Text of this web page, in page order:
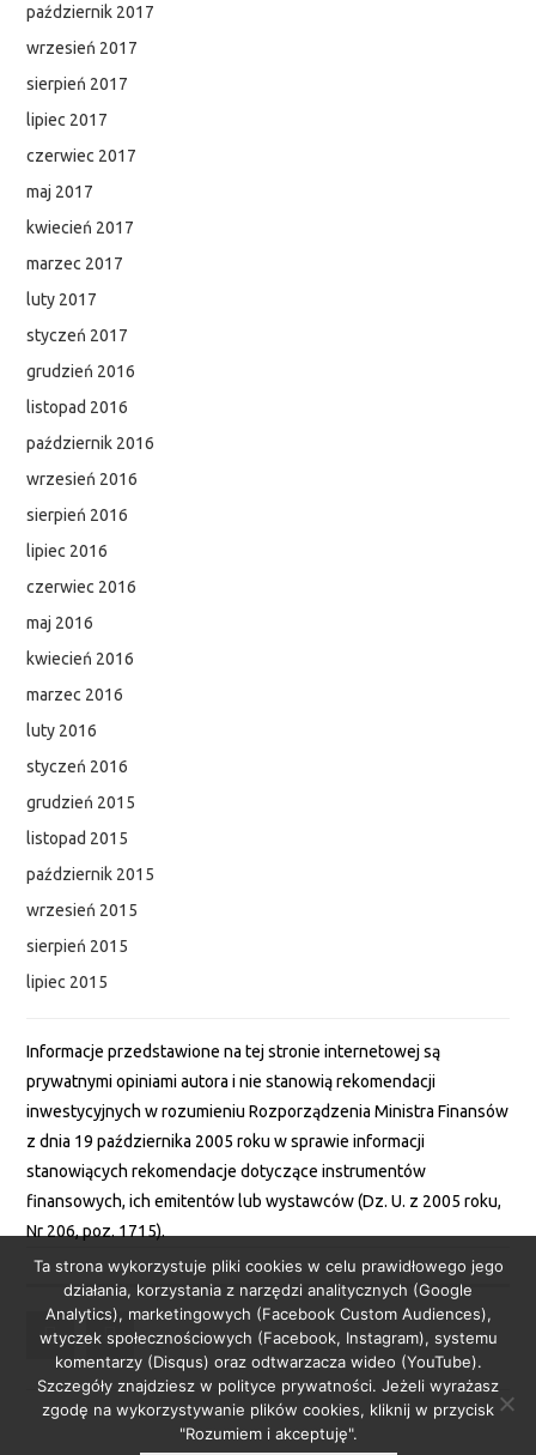
październik 2017
wrzesień 2017
sierpień 2017
lipiec 2017
czerwiec 2017
maj 2017
kwiecień 2017
marzec 2017
luty 2017
styczeń 2017
grudzień 2016
listopad 2016
październik 2016
wrzesień 2016
sierpień 2016
lipiec 2016
czerwiec 2016
maj 2016
kwiecień 2016
marzec 2016
luty 2016
styczeń 2016
grudzień 2015
listopad 2015
październik 2015
wrzesień 2015
sierpień 2015
lipiec 2015
Informacje przedstawione na tej stronie internetowej są
prywatnymi opiniami autora i nie stanowią rekomendacji
inwestycyjnych w rozumieniu Rozporządzenia Ministra Finansów
z dnia 19 października 2005 roku w sprawie informacji
stanowiących rekomendacje dotyczące instrumentów
finansowych, ich emitentów lub wystawców (Dz. U. z 2005 roku,
Nr 206, poz. 1715).
Ta strona wykorzystuje pliki cookies w celu prawidłowego jego
działania, korzystania z narzędzi analitycznych (Google
Analytics), marketingowych (Facebook Custom Audiences),
wtyczek społecznościowych (Facebook, Instagram), systemu
komentarzy (Disqus) oraz odtwarzacza wideo (YouTube).
Szczegóły znajdziesz w polityce prywatności. Jeżeli wyrażasz
zgodę na wykorzystywanie plików cookies, kliknij w przycisk
"Rozumiem i akceptuję".